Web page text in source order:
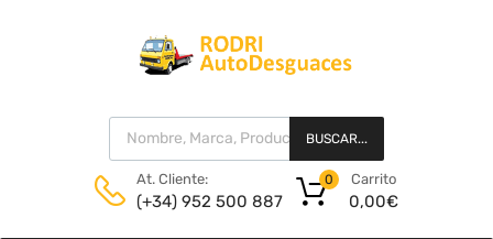
BUSCAR...
At. Cliente:
(+34) 952 500 887
Carrito
0,00€
0